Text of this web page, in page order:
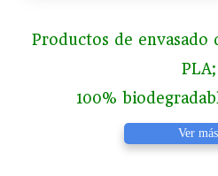
Productos de
PLA;
100%
Ver más